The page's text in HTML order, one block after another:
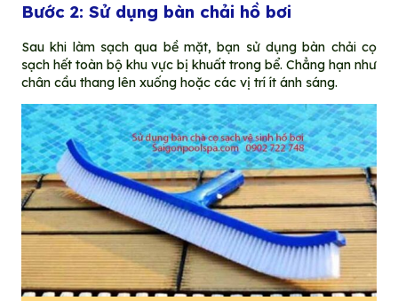
Bước 2: Sử dụng bàn chải hồ bơi
Sau khi làm sạch qua bề mặt, bạn sử dụng bàn chải cọ
sạch hết toàn bộ khu vực bị khuất trong bể. Chẳng hạn như
chân cầu thang lên xuống hoặc các vị trí ít ánh sáng.